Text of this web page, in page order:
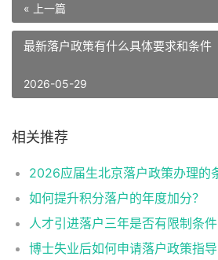
« 上一篇
最新落户政策有什么具体要求和条件
2026-05-29
相关推荐
如何提升积分落户的年度加分？
人才引进落户三年是否有限制条件
博士失业后如何申请落户政策指导